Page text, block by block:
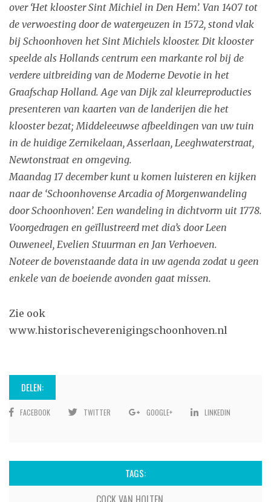
over ‘Het klooster Sint Michiel in Den Hem’. Van 1407 tot
de verwoesting door de watergeuzen in 1572, stond vlak
bij Schoonhoven het Sint Michiels klooster. Dit klooster
speelde als Hollands centrum een markante rol bij de
verdere uitbreiding van de Moderne Devotie in het
Graafschap Holland. Age van Dijk zal kleurreproducties
presenteren van kaarten van de landerijen die het
klooster bezat; Middeleeuwse afbeeldingen van uw tuin
in de huidige Zernikelaan, Asserlaan, Leeghwaterstraat,
Newtonstraat en omgeving.
Maandag 17 december kunt u komen luisteren en kijken
naar de ‘Schoonhovense Arcadia of Morgenwandeling
door Schoonhoven’. Een wandeling in dichtvorm uit 1778.
Voorgedragen en geïllustreerd met dia’s door Leen
Ouweneel, Evelien Stuurman en Jan Verhoeven.
Noteer de bovenstaande data in uw agenda zodat u geen
enkele van de boeiende avonden gaat missen.
Zie ook
www.historischeverenigingschoonhoven.nl
DELEN:
FACEBOOK TWITTER GOOGLE+ LINKEDIN
TAGS: